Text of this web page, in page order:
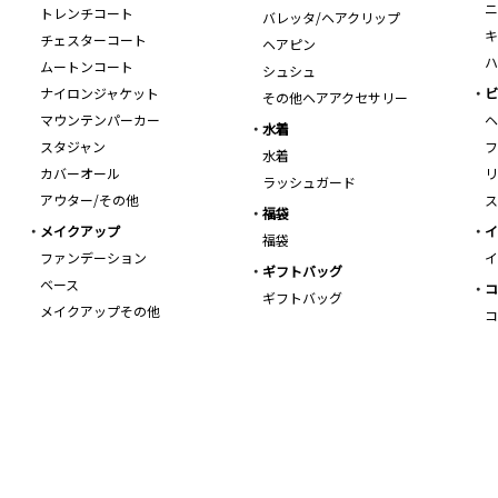
トレンチコート
チェスターコート
ムートンコート
ナイロンジャケット
マウンテンパーカー
スタジャン
カバーオール
アウター/その他
バレッタ/ヘアクリップ
ヘアピン
シュシュ
その他ヘアアクセサリー
水着
水着
ラッシュガード
福袋
福袋
メイクアップ
ファンデーション
ベース
メイクアップその他
ギフトバッグ
ギフトバッグ